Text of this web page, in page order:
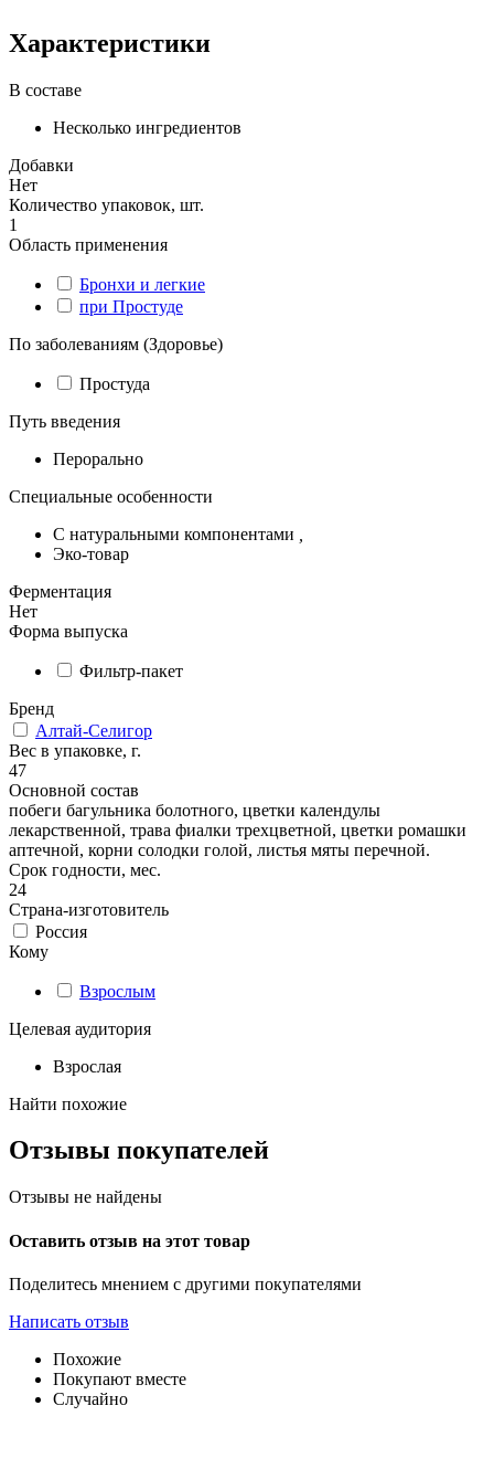
Характеристики
В составе
Несколько ингредиентов
Добавки
Нет
Количество упаковок, шт.
1
Область применения
Бронхи и легкие
при Простуде
По заболеваниям (Здоровье)
Простуда
Путь введения
Перорально
Специальные особенности
С натуральными компонентами
Эко-товар
Ферментация
Нет
Форма выпуска
Фильтр-пакет
Бренд
Алтай-Селигор
Вес в упаковке, г.
47
Основной состав
побеги багульника болотного, цветки календулы
лекарственной, трава фиалки трехцветной, цветки ромашки
аптечной, корни солодки голой, листья мяты перечной.
Срок годности, мес.
24
Страна-изготовитель
Россия
Кому
Взрослым
Целевая аудитория
Взрослая
Найти похожие
Отзывы покупателей
Отзывы не найдены
Оставить отзыв на этот товар
Поделитесь мнением с другими покупателями
Написать отзыв
Похожие
Покупают вместе
Случайно